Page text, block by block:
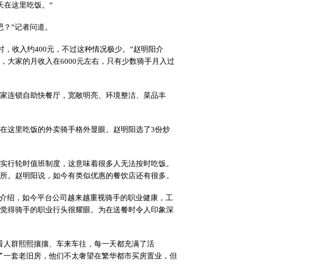
在这里吃饭。”
”记者问道。
收入约400元，不过这种情况极少。”赵明阳介
大家的月收入在6000元左右，只有少数骑手月入过
锁自助快餐厅，宽敞明亮、环境整洁、菜品丰
里吃饭的外卖骑手格外显眼。赵明阳选了3份炒
轮时值班制度，这意味着很多人无法按时吃饭。
赵明阳说，如今有类似优惠的餐饮店还有很多。
，如今平台公司越来越重视骑手的职业健康，工
得骑手的职业行头很耀眼。为在送餐时令人印象深
群熙熙攘攘、车来车往，每一天都充满了活
套老旧房，他们不太奢望在繁华都市买房置业，但